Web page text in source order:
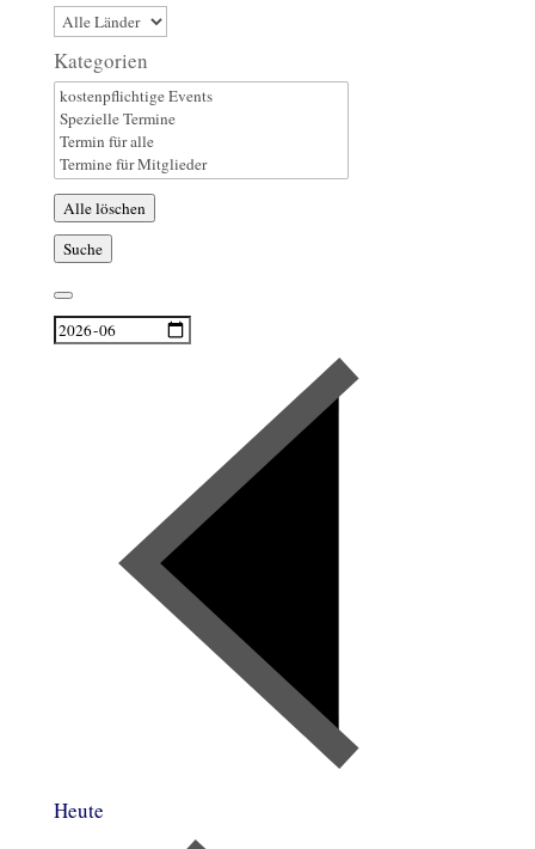
Land
Kategorien
Kategorien
Alle löschen
Suche
Heute